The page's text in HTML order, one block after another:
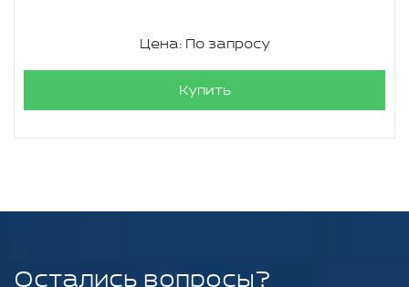
Цена: По запросу
Купить
Остались вопросы?